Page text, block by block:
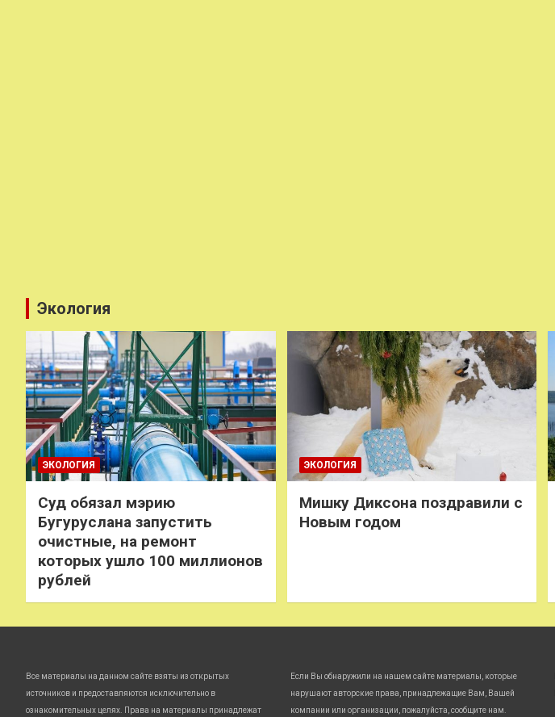
Экология
ЭКОЛОГИЯ
Суд обязал мэрию
Бугуруслана запустить
очистные, на ремонт
которых ушло 100 миллионов
рублей
ЭКОЛОГИЯ
Мишку Диксона поздравили с
Новым годом
Все материалы на данном сайте взяты из открытых
источников и предоставляются исключительно в
ознакомительных целях. Права на материалы принадлежат
Если Вы обнаружили на нашем сайте материалы, которые
нарушают авторские права, принадлежащие Вам, Вашей
компании или организации, пожалуйста, сообщите нам.